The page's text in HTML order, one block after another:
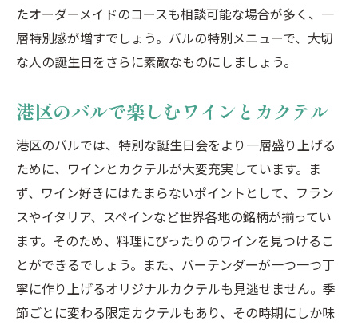
たオーダーメイドのコースも相談可能な場合が多く、一
層特別感が増すでしょう。バルの特別メニューで、大切
な人の誕生日をさらに素敵なものにしましょう。
港区のバルで楽しむワインとカクテル
港区のバルでは、特別な誕生日会をより一層盛り上げる
ために、ワインとカクテルが大変充実しています。ま
ず、ワイン好きにはたまらないポイントとして、フラン
スやイタリア、スペインなど世界各地の銘柄が揃ってい
ます。そのため、料理にぴったりのワインを見つけるこ
とができるでしょう。また、バーテンダーが一つ一つ丁
寧に作り上げるオリジナルカクテルも見逃せません。季
節ごとに変わる限定カクテルもあり、その時期にしか味